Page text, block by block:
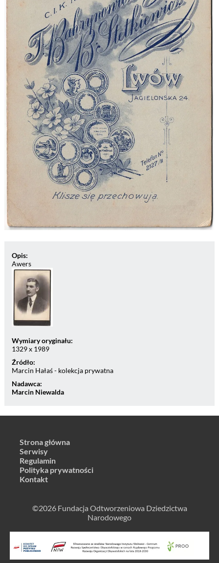
Opis:
Awers
Wymiary oryginału:
1329 x 1989
Źródło:
Marcin Hałaś - kolekcja prywatna
Nadawca:
Marcin Niewalda
Strona główna
Serwisy
Regulamin
Polityka prywatności
Kontakt
©2026 Fundacja Odtworzeniowa Dziedzictwa
Narodowego